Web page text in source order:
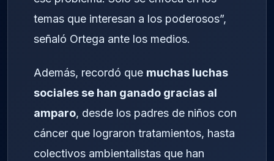
temas que interesan a los poderosos”,
señaló Ortega ante los medios.
Además, recordó que muchas luchas
sociales se han ganado gracias al
amparo, desde los padres de niños con
cáncer que lograron tratamientos, hasta
colectivos ambientalistas que han